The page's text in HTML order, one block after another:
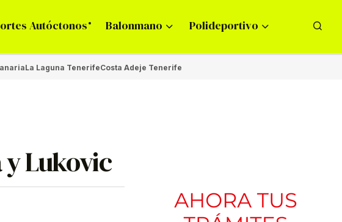
Autóctonos Balonmano Polideportivo
La Laguna TenerifeCosta Adeje Tenerife
y Lukovic